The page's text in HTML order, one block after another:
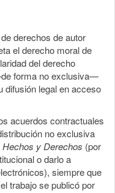
derechos de autor
el derecho moral de
del derecho
forma no exclusiva—
difusión legal en acceso
acuerdos contractuales
no exclusiva
Hechos y Derechos (por
o darlo a
siempre que
trabajo se publicó por